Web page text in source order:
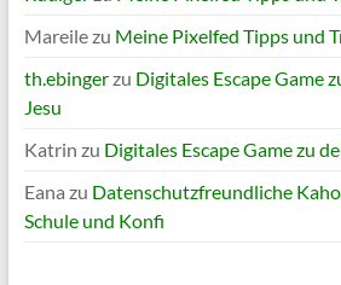
Mareilezu Meine Pixelfed Tipps und
th.ebingerzu Digitales Escape Game
Jesu
Katrin zu Digitales Escape Game zu
Eana zu Datenschutzfreundliche
Schule und Konfi